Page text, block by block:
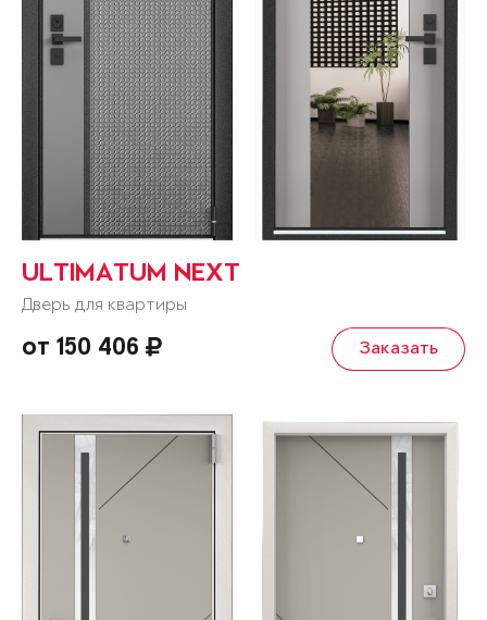
ULTIMATUM NEXT
Дверь для квартиры
от 150 406 Заказать